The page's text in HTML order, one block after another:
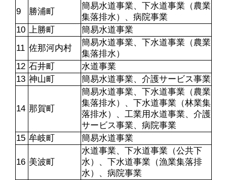
9
勝浦町
簡易水道事業、下水道事業（農業
集落排水）、病院事業
10
上勝町
簡易水道事業
11 佐那河内村
簡易水道事業、下水道事業（農業
集落排水）
12 石井町
水道事業
13 神山町 簡易水道事業、介護サービス事業
14 那賀町
簡易水道事業、下水道事業（農業
集落排水）、下水道事業（林業集
落排水）、工業用水道事業、介護
サービス事業、病院事業
15 牟岐町 簡易水道事業
16 美波町
水道事業、下水道事業（公共下
水）、下水道事業（漁業集落排
水）、病院事業